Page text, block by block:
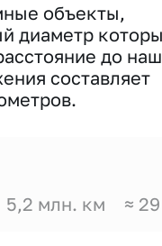
объекты,
диаметр
до
составляет
5,2 млн. км ≈